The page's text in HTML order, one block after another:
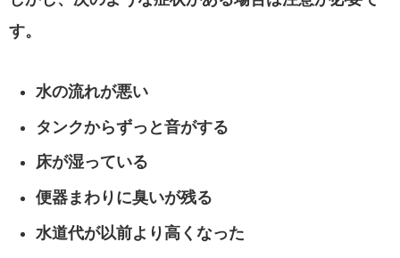
す。
水の流れが悪い
タンクからずっと音がする
床が湿っている
便器まわりに臭いが残る
水道代が以前より高くなった